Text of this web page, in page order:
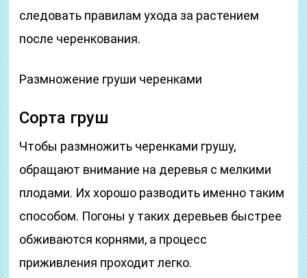
следовать правилам ухода за растением
после черенкования.
Размножение груши черенками
Сорта груш
Чтобы размножить черенками грушу,
обращают внимание на деревья с мелкими
плодами. Их хорошо разводить именно таким
способом. Погоны у таких деревьев быстрее
обживаются корнями, а процесс
приживления проходит легко.